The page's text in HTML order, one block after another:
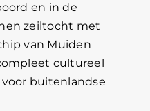
en in de
zeiltocht met
van Muiden
cultureel
buitenlandse